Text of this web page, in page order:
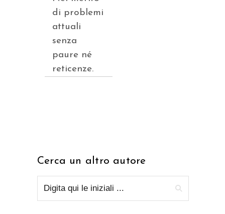
di problemi
attuali
senza
paure né
reticenze.
Cerca un altro autore